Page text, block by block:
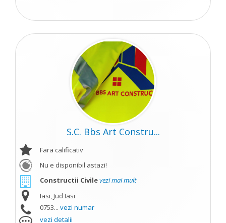
S.C. Bbs Art Constru...
Fara calificativ
Nu e disponibil astazi!
Constructii Civilevezi mai mult
Iasi, Jud Iasi
0753... vezi numar
vezi detalii